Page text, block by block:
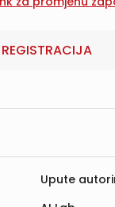
REGISTRACIJA
Upute